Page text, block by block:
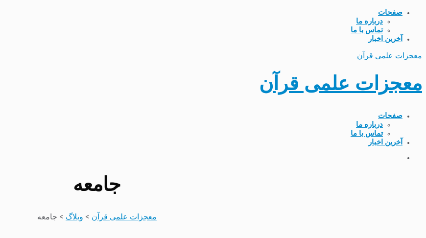
صفحات
درباره ما
تماس با ما
آخرین اخبار
معجزات علمی قرآن
معجزات علمی قرآن
صفحات
درباره ما
تماس با ما
آخرین اخبار
جامعه
معجزات علمی قرآن > وبلاگ > جامعه